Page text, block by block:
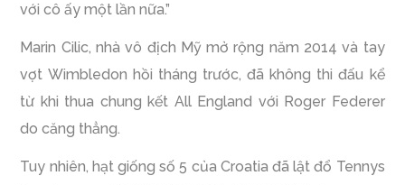
với cô ấy một lần nữa.”
Marin Cilic, nhà vô địch Mỹ mở rộng năm 2014 và tay
vợt Wimbledon hồi tháng trước, đã không thi đấu kể
từ khi thua chung kết All England với Roger Federer
do căng thẳng.
Tuy nhiên, hạt giống số 5 của Croatia đã lật đổ Tennys